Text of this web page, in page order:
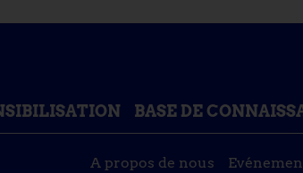
BASE DE
A propos de nous